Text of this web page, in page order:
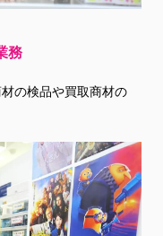
務
の検品や買取商材の